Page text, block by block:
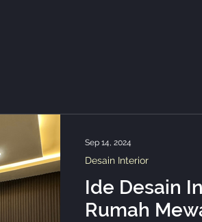
Ide Desain
Rumah
Desain Interior
Sep 14, 2024